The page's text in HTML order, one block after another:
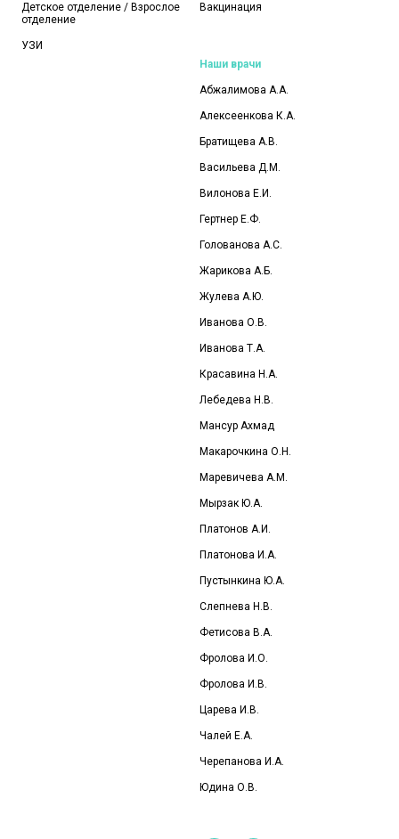
Детское отделение / Взрослое
отделение
УЗИ
Вакцинация
Наши врачи
Абжалимова А.А.
Алексеенкова К.А.
Братищева А.В.
Васильева Д.М.
Вилонова Е.И.
Гертнер Е.Ф.
Голованова А.С.
Жарикова А.Б.
Жулева А.Ю.
Иванова О.В.
Иванова Т.А.
Красавина Н.А.
Лебедева Н.В.
Мансур Ахмад
Макарочкина О.Н.
Маревичева А.М.
Мырзак Ю.А.
Платонов А.И.
Платонова И.А.
Пустынкина Ю.А.
Слепнева Н.В.
Фетисова В.А.
Фролова И.О.
Фролова И.В.
Царева И.В.
Чалей Е.А.
Черепанова И.А.
Юдина О.В.